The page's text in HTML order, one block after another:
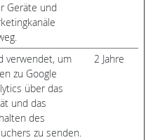
Geräte und
verwendet, um
zu Google
über das
und das
des
zu senden.
2 Jahre